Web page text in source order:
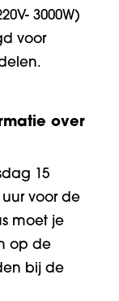
3000W)
voor
over
15
uur voor de
moet je
op de
bij de